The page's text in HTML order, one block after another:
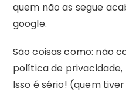
quem não as segue
google.
São coisas como: não
política de
Isso é sério! (quem